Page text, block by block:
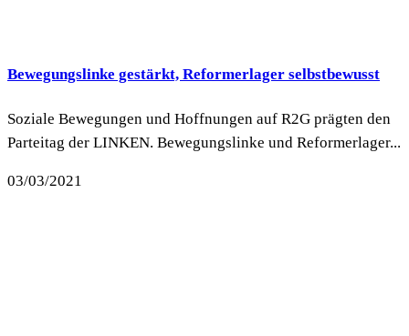
Bewegungslinke gestärkt, Reformerlager selbstbewusst
Soziale Bewegungen und Hoffnungen auf R2G prägten den
Parteitag der LINKEN. Bewegungslinke und Reformerlager...
03/03/2021